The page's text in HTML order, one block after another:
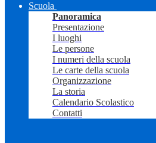
Scuola
Panoramica
Presentazione
I luoghi
Le persone
I numeri della scuola
Le carte della scuola
Organizzazione
La storia
Calendario Scolastico
Contatti